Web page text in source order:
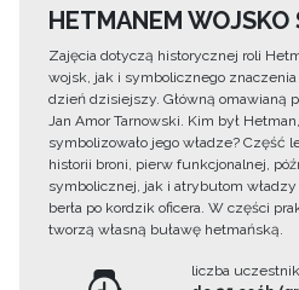
HETMANEM WOJSKO
Zajęcia dotyczą historycznej roli
wojsk, jak i symbolicznego
dzień dzisiejszy. Główną omawianą
Jan Amor Tarnowski. Kim był Hetman,
symbolizowało jego władze? Część
historii broni, pierw funkcjonalnej,
symbolicznej, jak i atrybutom
berła po kordzik oficera. W części
tworzą własną buławę hetmańską.
liczba